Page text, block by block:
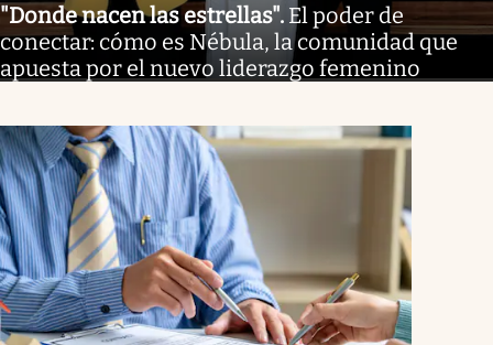
"Donde nacen las estrellas". El poder de
conectar: cómo es Nébula, la comunidad que
apuesta por el nuevo liderazgo femenino